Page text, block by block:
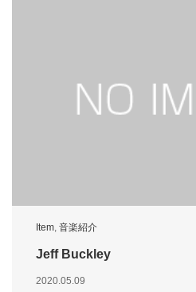
Item, 音楽紹介
Jeff Buckley
2020.05.09